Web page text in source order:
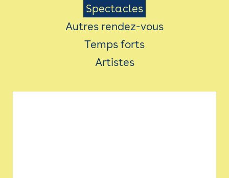
AVEC LES PUBLICS
ACCESSIBILITÉ
LES PRODUCTIONS
Menu
Saison
Spectacles
Autres rendez-vous
Temps forts
Artistes